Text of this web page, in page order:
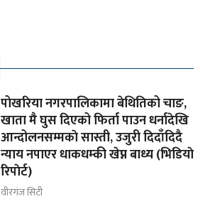
पोखरिया नगरपालिकामा बेथितिको चाङ,
खाता मै घुस दिएको फिर्ता पाउन धर्नादेखि
आन्दोलनसम्मकाे सास्ती, उजुरी दिदाँदिदै
न्याय नपाएर धाकधम्की खेप्न बाध्य (भिडियाे
रिपाेर्ट)
वीरगंज सिटी